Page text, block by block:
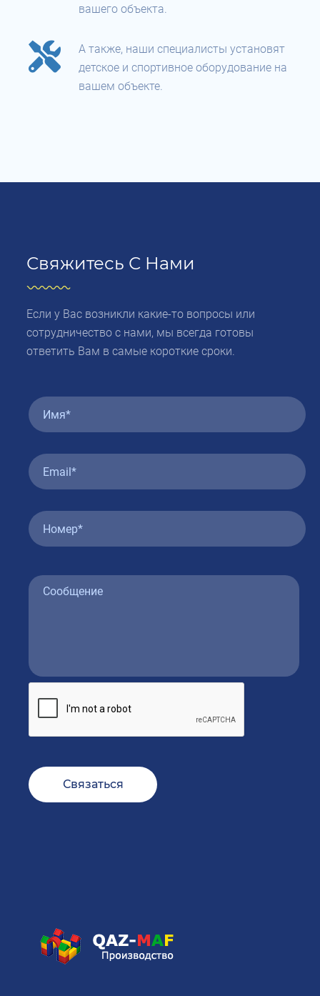
вашего объекта.
А также, наши специалисты установят
детское и спортивное оборудование на
вашем объекте.
Свяжитесь С Нами
Если у Вас возникли какие-то вопросы или
сотрудничество с нами, мы всегда готовы
ответить Вам в самые короткие сроки.
Связаться